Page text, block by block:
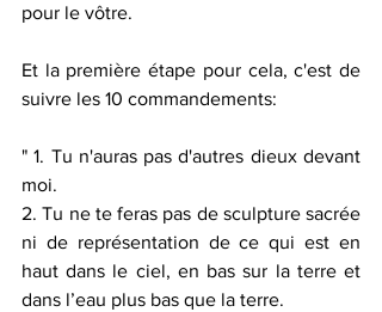
pour le vôtre.
Et la première étape pour cela, c'est de
suivre les 10 commandements:
" 1. Tu n'auras pas d'autres dieux devant
moi.
2. Tu ne te feras pas de sculpture sacrée
ni de représentation de ce qui est en
haut dans le ciel, en bas sur la terre et
dans l’eau plus bas que la terre.